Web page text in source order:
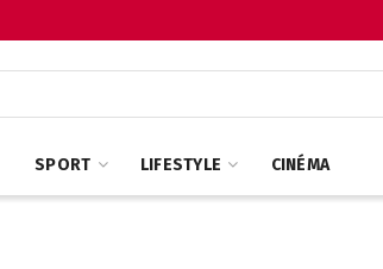
SPORT LIFESTYLE CINÉMA